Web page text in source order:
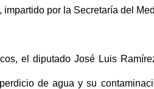
impartido por la Secretaría del
el diputado José Luis
de agua y su